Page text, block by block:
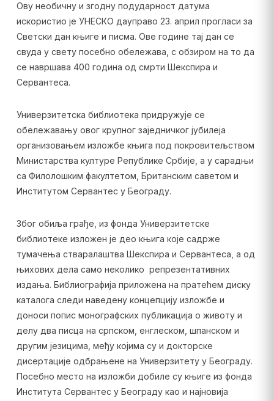
Ову необичну и згодну подударност датума
искористио је УНЕСКО дауправо 23. април прогласи за
Светски дан књиге и писма. Ове године тај дан се
свуда у свету посебно обележава, с обзиром на то да
се навршава 400 година од смрти Шекспира и
Сервантеса.
Универзитетска библиотека придружује се
обележавању овог крупног заједничког јубилеја
организовањем изложбе књига под покровитељством
Министарства културе Републике Србије, а у сарадњи
са Филолошким факултетом, Британским саветом и
Институтом Сервантес у Београду.
Због обиља грађе, из фонда Универзитетске
библиотеке изложен је део књига које садрже
тумачења стваралаштва Шекспира и Сервантеса, а од
њихових дела само неколико репрезентативних
издања. Библиографија приложена на пратећем диску
каталога следи наведену концепцију изложбе и
доноси попис монографских публикација о животу и
делу два писца на српском, енглеском, шпанском и
другим језицима, међу којима су и докторске
дисертације одбрањене на Универзитету у Београду.
Посебно место на изложби добиле су књиге из фонда
Института Сервантес у Београду као и најновија